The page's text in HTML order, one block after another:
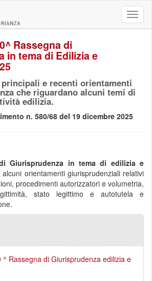
Rassegna di
in tema di Edilizia e
e recenti orientamenti
che riguardano alcuni temi di
edilizia.
n. 580/68 del 19 dicembre 2025
Giurisprudenza in tema di edilizia e
alcuni orientamenti giurisprudenziali relativi
procedimenti autorizzatori e volumetria,
stato legittimo e autotutela e
^ Rassegna di Giurisprudenza edilizia e